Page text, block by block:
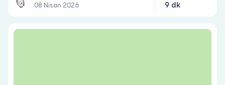
08 Nisan 2026 9 dk